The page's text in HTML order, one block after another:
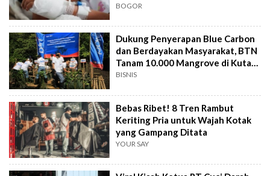
BOGOR
Dukung Penyerapan Blue Carbon
dan Berdayakan Masyarakat, BTN
Tanam 10.000 Mangrove di Kuta
Bali
BISNIS
Bebas Ribet! 8 Tren Rambut
Keriting Pria untuk Wajah Kotak
yang Gampang Ditata
YOUR SAY